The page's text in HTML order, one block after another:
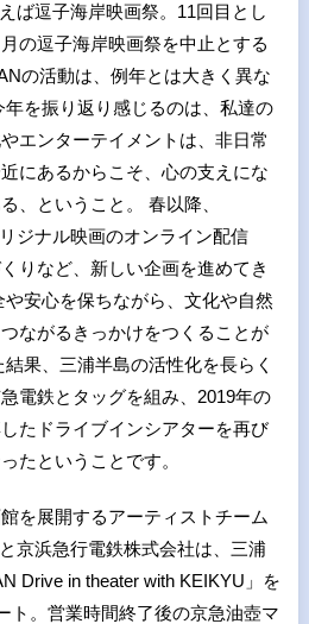
ば逗子海岸映画祭。11回目とし
の逗子海岸映画祭を中止とする
の活動は、例年とは大きく異な
を振り返り感じるのは、私達の
エンターテイメントは、非日常
にあるからこそ、心の支えにな
、ということ。 春以降、
ジナル映画のオンライン配信
りなど、新しい企画を進めてき
安心を保ちながら、文化や自然
ながるきっかけをつくることが
果、三浦半島の活性化を長らく
電鉄とタッグを組み、2019年の
たドライブインシアターを再び
たということです。
を展開するアーティストチーム
京浜急行電鉄株式会社は、三浦
Drive in theater with KEIKYU」を
ト。営業時間終了後の京急油壺マ